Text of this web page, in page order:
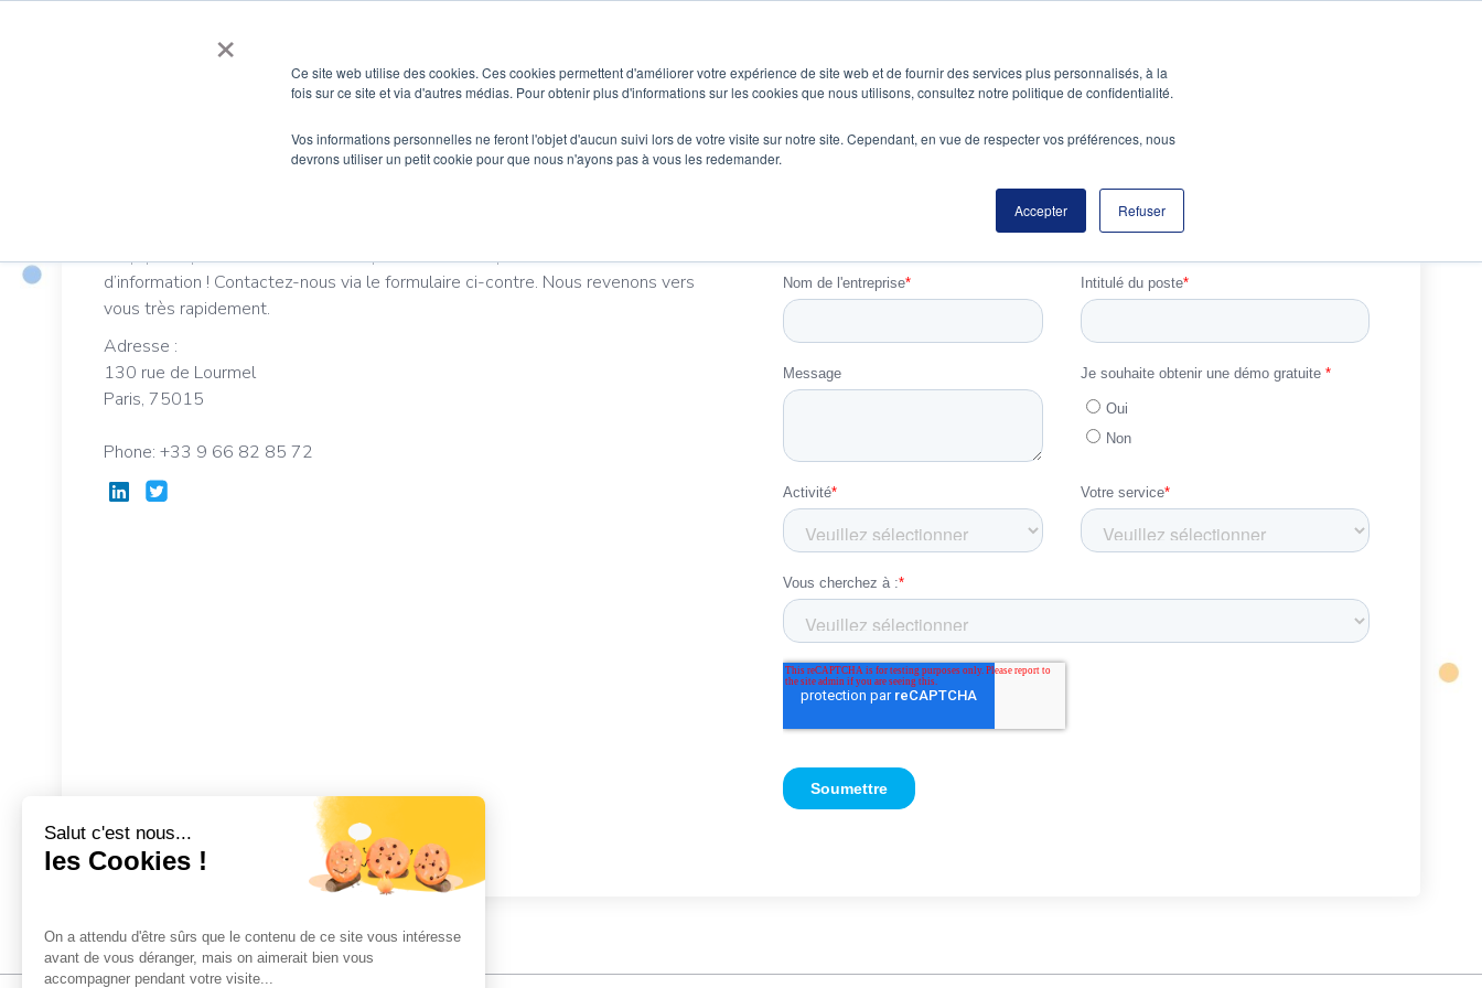
×
Ce site web utilise des cookies. Ces cookies permettent d'améliorer votre expérience de site web et de fournir des services plus personnalisés, à la
fois sur ce site et via d'autres médias. Pour obtenir plus d'informations sur les cookies que nous utilisons, consultez notre politique de confidentialité.
Vos informations personnelles ne feront l'objet d'aucun suivi lors de votre visite sur notre site. Cependant, en vue de respecter vos préférences, nous
devrons utiliser un petit cookie pour que nous n'ayons pas à vous les redemander.
Accepter Refuser
L’équipe Hxperience est ravie de répondre à toute question ou demande
d’information ! Contactez-nous via le formulaire ci-contre. Nous revenons vers
vous très rapidement.
Adresse :
130 rue de Lourmel
Paris, 75015
Phone: +33 9 66 82 85 72
Salut c'est nous...
les Cookies !
On a attendu d'être sûrs que le contenu de ce site vous intéresse
avant de vous déranger, mais on aimerait bien vous
accompagner pendant votre visite...